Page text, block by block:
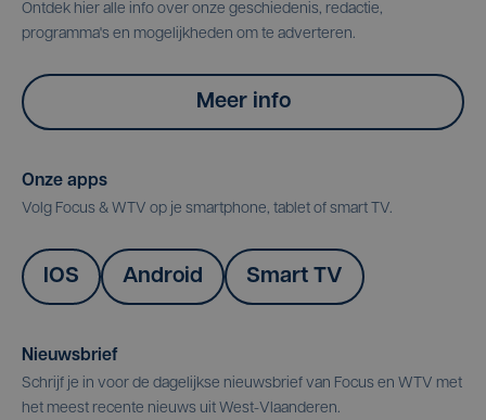
Ontdek hier alle info over onze geschiedenis, redactie,
programma's en mogelijkheden om te adverteren.
Meer info
Onze apps
Volg Focus & WTV op je smartphone, tablet of smart TV.
IOS Android Smart TV
Nieuwsbrief
Schrijf je in voor de dagelijkse nieuwsbrief van Focus en WTV met
het meest recente nieuws uit West-Vlaanderen.